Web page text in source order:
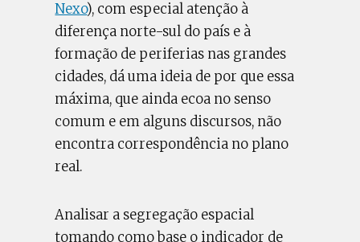
Nexo), com especial atenção à
diferença norte-sul do país e à
formação de periferias nas grandes
cidades, dá uma ideia de por que essa
máxima, que ainda ecoa no senso
comum e em alguns discursos, não
encontra correspondência no plano
real.
Analisar a segregação espacial
tomando como base o indicador de